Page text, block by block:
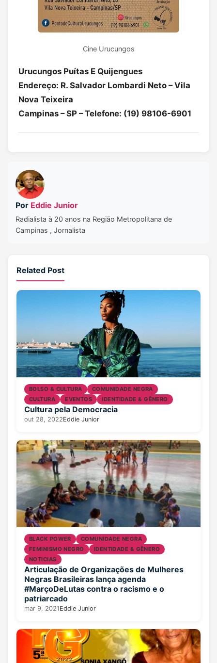
Cine Urucungos
Urucungos Puítas E Quijengues
Endereço: R. Salvador Lombardi Neto – Vila
Nova Teixeira
Campinas – SP – Telefone: (19) 98106-6901
Por Eddie Junior
Radialista à 20 anos na Região Metropolitana de
Campinas , Jornalista
Related Post
BOLSO & CULTURA
COMUNIDADE NEGRA
CULTURA
EVENTOS IDENTIDADE & GÊNERO
Cultura pela Democracia
out 28, 2022Eddie Junior
BLACK POWER
COMUNIDADE NEGRA
FEMINISMO NEGRO
IDENTIDADE & GÊNERO
NOTICIAS
Articulação de Organizações de Mulheres
Negras Brasileiras lança agenda
#MarçoDeLutas contra o racismo e o
patriarcado
mar 9, 2021Eddie Junior